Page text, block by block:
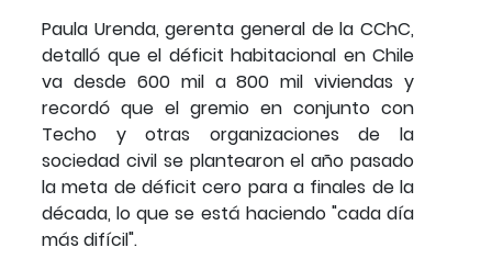
Paula Urenda, gerenta general de la CChC,
detalló que el déficit habitacional en Chile
va desde 600 mil a 800 mil viviendas y
recordó que el gremio en conjunto con
Techo y otras organizaciones de la
sociedad civil se plantearon el año pasado
la meta de déficit cero para a finales de la
década, lo que se está haciendo "cada día
más difícil".